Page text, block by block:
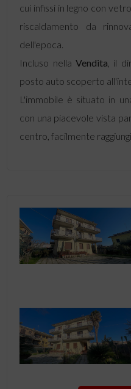
cui infissi in legno con
riscaldamento da
dell'epoca.
Incluso nellaVendita , il
posto auto scoperto
L'immobile è situato in
con una piacevole vista
centro, facilmente